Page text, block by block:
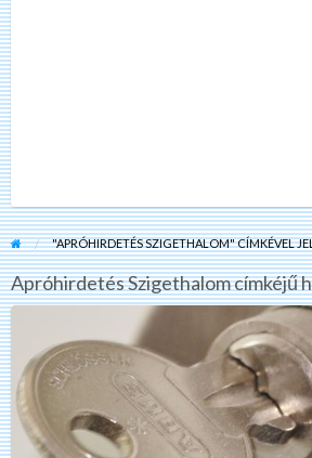
"APRÓHIRDETÉS SZIGETHALOM" CÍMKÉVEL
Apróhirdetés Szigethalom címkéjű
Szigethalom
és
környékén
mobil
zárszervíz